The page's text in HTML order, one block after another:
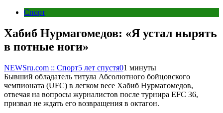
Спорт
Хабиб Нурмагомедов: «Я устал нырять
в потные ноги»
NEWSru.com :: Спорт5 лет спустя01 минуты
Бывший обладатель титула Абсолютного бойцовского
чемпионата (UFC) в легком весе Хабиб Нурмагомедов,
отвечая на вопросы журналистов после турнира EFC 36,
призвал не ждать его возвращения в октагон.